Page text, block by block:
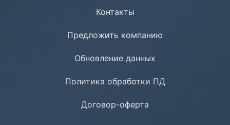
Контакты
Предложить компанию
Обновление данных
Политика обработки ПД
Договор-оферта